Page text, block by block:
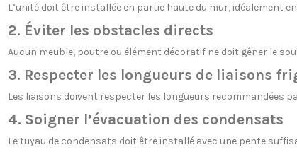
L’unité doit être installée en partie haute du mur, idéalement
2. Éviter les obstacles directs
Aucun meuble, poutre ou élément décoratif ne doit gêner le
3. Respecter les longueurs de liaisons
Les liaisons doivent respecter les longueurs recommandées
4. Soigner l’évacuation des condensats
Le tuyau de condensats doit être installé avec une pente